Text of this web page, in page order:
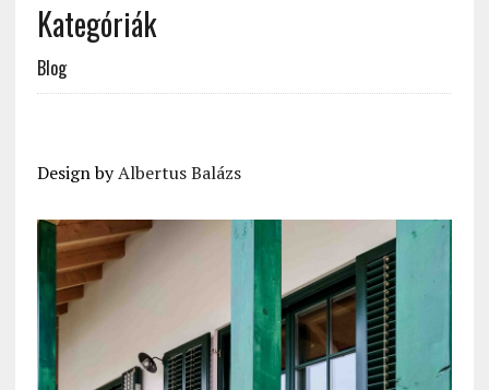
Kategóriák
Blog
Design byAlbertus Balázs